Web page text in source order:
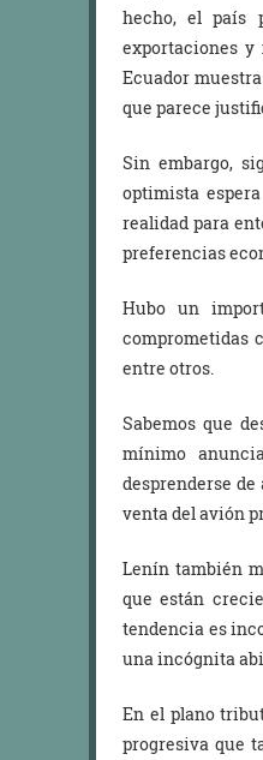
hecho, el país
exportaciones
Ecuador
que parece
Sin embargo,
optimista
realidad para
preferencias
Hubo un
comprometidas
entre otros.
Sabemos que
mínimo
desprenderse
venta del avión
Lenín también
que están
tendencia es
una incógnita
En el plano
progresiva que